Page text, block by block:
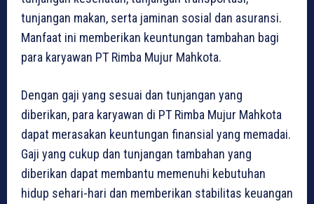
tunjangan makan, serta jaminan sosial dan asuransi.
Manfaat ini memberikan keuntungan tambahan bagi
para karyawan PT Rimba Mujur Mahkota.
Dengan gaji yang sesuai dan tunjangan yang
diberikan, para karyawan di PT Rimba Mujur Mahkota
dapat merasakan keuntungan finansial yang memadai.
Gaji yang cukup dan tunjangan tambahan yang
diberikan dapat membantu memenuhi kebutuhan
hidup sehari-hari dan memberikan stabilitas keuangan